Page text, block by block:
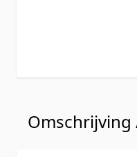
Omschrijving